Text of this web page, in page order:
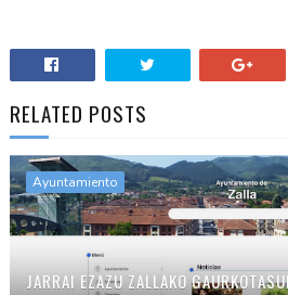
RELATED POSTS
Ayuntamiento
JARRAI EZAZU ZALLAKO